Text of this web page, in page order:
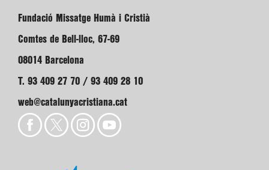
Fundació Missatge Humà i Cristià
Comtes de Bell-lloc, 67-69
08014 Barcelona
T. 93 409 27 70 / 93 409 28 10
web@catalunyacristiana.cat